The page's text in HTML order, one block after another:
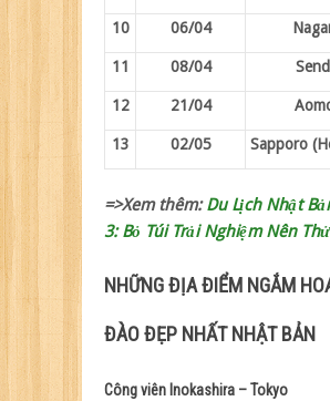
10 06/04
11 08/04
12 21/04
13 02/05 Sapporo
=>Xem thêm:Du Lịch Nhật
3: Bỏ Túi Trải Nghiệm Nên
NHỮNG ĐỊA ĐIỂM NGẮM
ĐÀO ĐẸP NHẤT NHẬT BẢN
Công viên Inokashira – Tokyo